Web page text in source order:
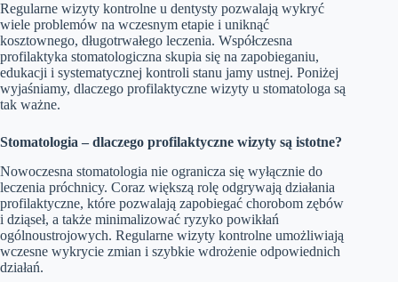
Regularne wizyty kontrolne u dentysty pozwalają wykryć
wiele problemów na wczesnym etapie i uniknąć
kosztownego, długotrwałego leczenia. Współczesna
profilaktyka stomatologiczna skupia się na zapobieganiu,
edukacji i systematycznej kontroli stanu jamy ustnej. Poniżej
wyjaśniamy, dlaczego profilaktyczne wizyty u stomatologa są
tak ważne.
Stomatologia – dlaczego profilaktyczne wizyty są istotne?
Nowoczesna stomatologia nie ogranicza się wyłącznie do
leczenia próchnicy. Coraz większą rolę odgrywają działania
profilaktyczne, które pozwalają zapobiegać chorobom zębów
i dziąseł, a także minimalizować ryzyko powikłań
ogólnoustrojowych. Regularne wizyty kontrolne umożliwiają
wczesne wykrycie zmian i szybkie wdrożenie odpowiednich
działań.